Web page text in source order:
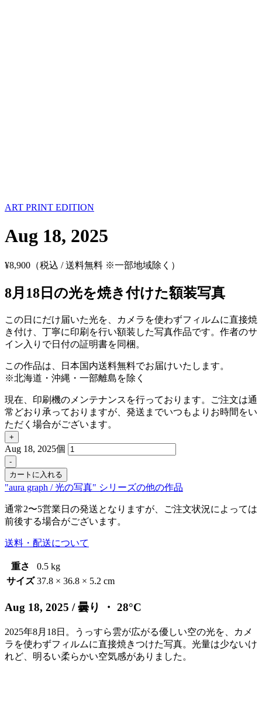
ART PRINT EDITION
Aug 18, 2025
¥8,900 （税込 / 送料無料 ※一部地域除く）
8月18日の光を焼き付けた額装写真
この日にだけ届いた光を、カメラを使わずフィルムに直接焼
き付け、丁寧に印刷を行い額装した写真作品です。作者のサ
イン入りで日付の証明書を同梱。
この作品は、日本国内送料無料でお届けいたします。
※北海道・沖縄・一部離島を除く
現在、印刷機のメンテナンスを行っております。ご注文は通
常どおり承っておりますが、発送までいつもよりお時間をい
ただく場合がございます。
+
Aug 18, 2025個
-
カートに入れる
"aura graph / 光の写真" シリーズの他の作品
通常2〜5営業日の発送となりますが、ご注文状況によっては
前後する場合がございます。
送料・配送について
重さ
0.5 kg
サイズ 37.8 × 36.8 × 5.2 cm
Aug 18, 2025 / 曇り ・ 28°C
2025年8月18日。うっすら雲が広がる優しい空の光を、カメ
ラを使わずフィルムに直接焼きつけた写真。光量は少ないけ
れど、明るい柔らかい空気感がありました。